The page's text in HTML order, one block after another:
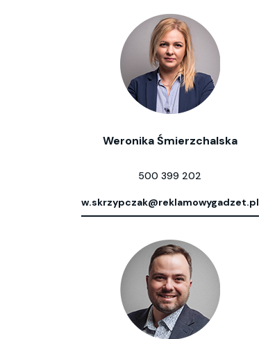
Weronika Śmierzchalska
500 399 202
w.skrzypczak@reklamowygadzet.pl